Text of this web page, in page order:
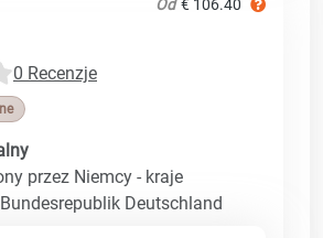
Od € 106.40
0 Recenzje
przez Niemcy - kraje
Deutschland